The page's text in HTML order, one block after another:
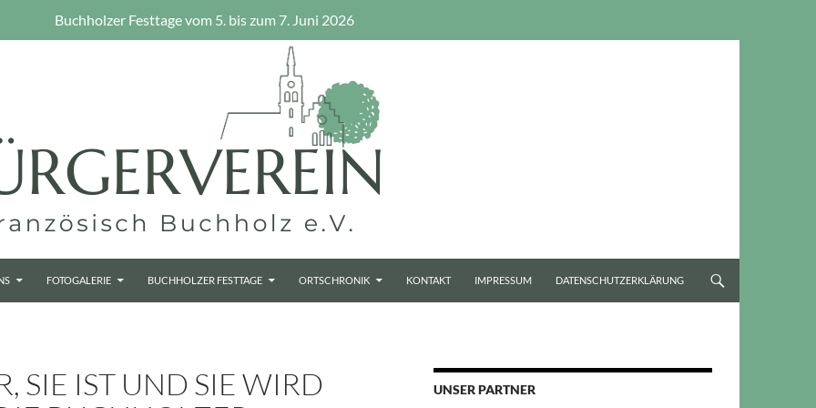
Buchholzer Festtage vom 5. bis zum 7. Juni 2026
FOTOGALERIE BUCHHOLZER FESTTAGE ORTSCHRONIK KONTAKT IMPRESSUM DATENSCHUTZERKLÄRUNG
SIE IST UND SIE WIRD
UNSER PARTNER